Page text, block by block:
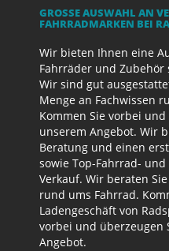
GROSSE AUSWAHL AN
AHRRADMARKEN BEI
Wir bieten Ihnen eine
Fahrräder und Zubehör
Wir sind gut
Menge an Fachwissen
Kommen Sie vorbei
unserem Angebot. Wir
Beratung und einen
sowie Top-Fahrrad-
Verkauf. Wir beraten
rund ums Fahrrad.
Ladengeschäft von
vorbei und überzeugen
Angebot.